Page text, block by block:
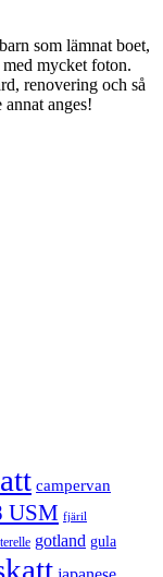
som lämnat boet,
mycket foton.
renovering och så
anges!
campervan
USM fjäril
gotland gula